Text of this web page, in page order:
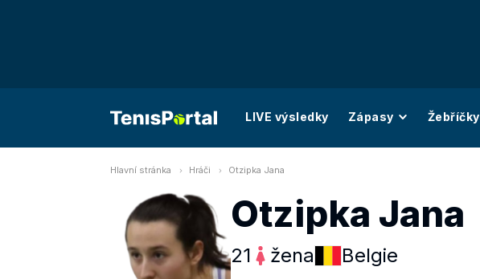
LIVE výsledky Zápasy Žebříčky
Hlavní stránka Hráči Otzipka Jana
Otzipka Jana
21 žena Belgie